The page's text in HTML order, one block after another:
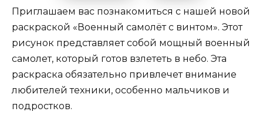
Приглашаем вас познакомиться с нашей новой
раскраской «Военный самолёт с винтом». Этот
рисунок представляет собой мощный военный
самолет, который готов взлететь в небо. Эта
раскраска обязательно привлечет внимание
любителей техники, особенно мальчиков и
подростков.